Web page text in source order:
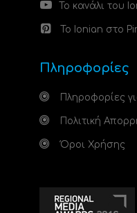
Το κανάλι του
Το Ionian στο
Πληροφορίες
Πληροφορίες
Πολιτική
Όροι Χρήσης